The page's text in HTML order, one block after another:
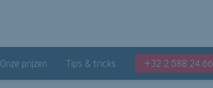
Onze prijzen Tips & tricks +32 2 588 24 66